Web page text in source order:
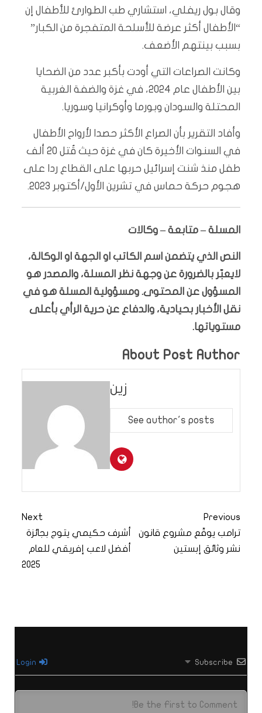
وقال بول ريفلي، استشاري طب الطوارئ للأطفال إن
“الأطفال أكثر عرضة للأسلحة المتفجرة من الكبار”
بسبب بينتهم الأضعف.
وكانت الصراعات التي أودت بأكبر عدد من الضحايا
بين الأطفال عام 2024، في غزة والضفة الغربية
المحتلة والسودان وبورما وأوكرانيا وسوريا.
وأفاد التقرير بأن الصراع الأكثر حصدا لأرواح الأطفال
في السنوات الأخيرة كان في غزة حيث قُتل 20 ألف
طفل منذ شنت إسرائيل حربها على القطاع ردا على
هجوم حركة حماس في تشرين الأول/أكتوبر 2023.
المسلة – متابعة – وكالات
النص الذي يتضمن اسم الكاتب او الجهة او الوكالة،
لايعبّر بالضرورة عن وجهة نظر المسلة، والمصدر هو
المسؤول عن المحتوى. ومسؤولية المسلة هو في
نقل الأخبار بحيادية، والدفاع عن حرية الرأي بأعلى
مستوياتها.
About Post Author
زين
See author's posts
Previous
ترامب يوقّع مشروع قانون
نشر وثائق إبستين
Next
أشرف حكيمي يتوج بجائزة
أفضل لاعب إفريقي للعام
2025
Subscribe